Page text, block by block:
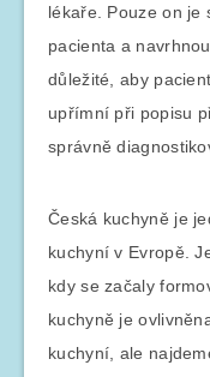
lékaře. Pouze on je
pacienta a
důležité, aby
upřímní při popisu
správně
Česká kuchyně je
kuchyní v Evropě.
kdy se začaly
kuchyně je
kuchyní, ale